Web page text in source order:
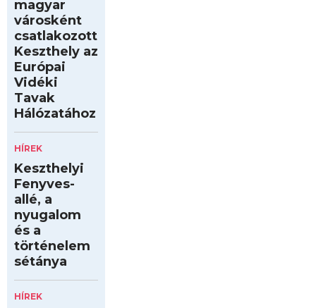
magyar
városként
csatlakozott
Keszthely az
Európai
Vidéki
Tavak
Hálózatához
HÍREK
Keszthelyi
Fenyves-
allé, a
nyugalom
és a
történelem
sétánya
HÍREK